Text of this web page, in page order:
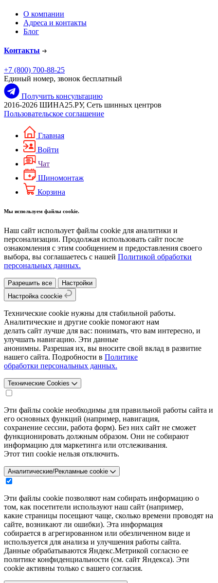
О компании
Адреса и контакты
Блог
Контакты
+7 (800) 700-88-25
Единый номер, звонок бесплатный
Получить консультацию
2016-2026 ШИНА25.РУ, Сеть шинных центров
Пользовательское соглашение
Главная
Войти
Чат
Шиномонтаж
Корзина
Мы используем файлы cookie.
Наш сайт использует файлы cookie для аналитики и
персонализации. Продолжая использовать сайт после
ознакомления с этим сообщением и предоставления своего
выбора, вы соглашаетесь с нашей Политикой обработки
персональных данных.
Разрешить все
Настройки
Настройка coockie
Технические cookie нужны для стабильной работы.
Аналитические и другие cookie помогают нам
делать сайт лучше для вас: понимать, что вам интересно, и
улучшать навигацию. Эти данные
анонимны. Разрешая их, вы вносите свой вклад в развитие
нашего сайта. Подробности в Политике
обработки персональных данных.
Технические Cookies
Эти файлы cookie необходимы для правильной работы сайта и
его основных функций (например, навигация,
сохранение сессии, работа форм). Без них сайт не сможет
функционировать должным образом. Они не собирают
информацию для маркетинга или отслеживания.
Этот тип cookie нельзя отключить.
Аналитические/Рекламные cookie
Эти файлы cookie позволяют нам собирать информацию о
том, как посетители используют наш сайт (например,
какие страницы посещают чаще, сколько времени проводят на
сайте, возникают ли ошибки). Эта информация
собирается в агрегированном или обезличенном виде и
используется для анализа и улучшения работы сайта.
Данные обрабатываются Яндекс.Метрикой согласно ее
политике конфиденциальности (см. сайт Яндекса). Эти
cookie активны только с вашего согласия.